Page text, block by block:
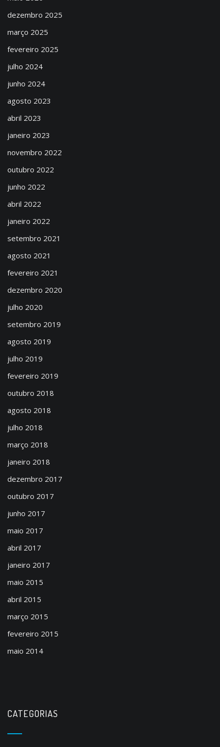
dezembro 2025
março 2025
fevereiro 2025
julho 2024
junho 2024
agosto 2023
abril 2023
janeiro 2023
novembro 2022
outubro 2022
junho 2022
abril 2022
janeiro 2022
setembro 2021
agosto 2021
fevereiro 2021
dezembro 2020
julho 2020
setembro 2019
agosto 2019
julho 2019
fevereiro 2019
outubro 2018
agosto 2018
julho 2018
março 2018
janeiro 2018
dezembro 2017
outubro 2017
junho 2017
maio 2017
abril 2017
janeiro 2017
maio 2015
abril 2015
março 2015
fevereiro 2015
maio 2014
CATEGORIAS